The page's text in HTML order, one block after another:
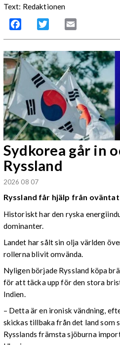
Text: Redaktionen
Facebook Twitter
Sydkorea går in
Ryssland
2026 08 07
Ryssland får hjälp från oväntat
Historiskt har den ryska
dominanter.
Landet har sålt sin olja världen
rollerna blivit omvända.
Nyligen började Ryssland köpa
för att täcka upp för den stora
Indien.
– Detta är en ironisk vändning,
skickas tillbaka från det land som
Rysslands främsta sjöburna